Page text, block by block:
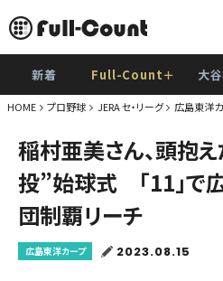
新着 Full-Count＋ 大
HOME プロ野球 JERA セ・リーグ 広島東洋
稲村亜美さん、頭抱
投”始球式 「11」で
団制覇リーチ
広島東洋カープ 2023.08.15